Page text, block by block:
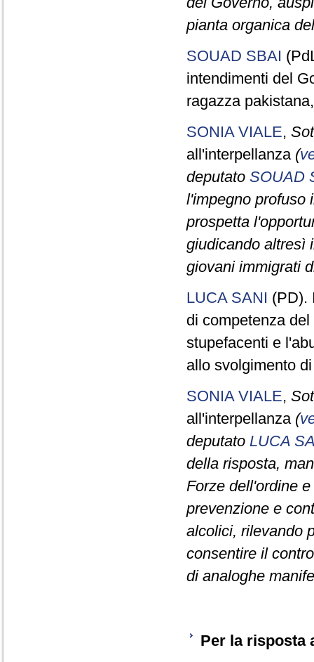
pianta organica
SOUAD SBAI
intendimenti del
ragazza
SONIA VIALE,
all'interpellanza (
deputato SOUAD
l'impegno profuso
prospetta
giudicando altresì
giovani immigrati
LUCA SANI (PD).
di competenza
stupefacenti e
allo svolgimento
SONIA VIALE,
all'interpellanza (
deputato LUCA
della risposta,
Forze dell'ordine
prevenzione e
alcolici, rilevando
consentire il
di analoghe
Per la risposta